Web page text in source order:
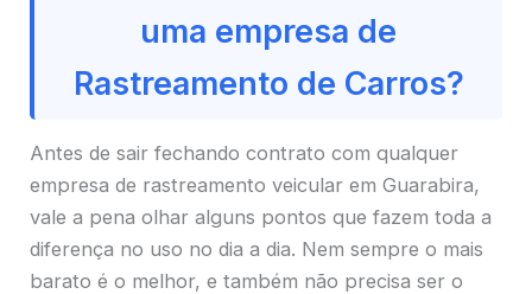
uma empresa de
Rastreamento de Carros?
Antes de sair fechando contrato com qualquer
empresa de rastreamento veicular em Guarabira,
vale a pena olhar alguns pontos que fazem toda a
diferença no uso no dia a dia. Nem sempre o mais
barato é o melhor, e também não precisa ser o